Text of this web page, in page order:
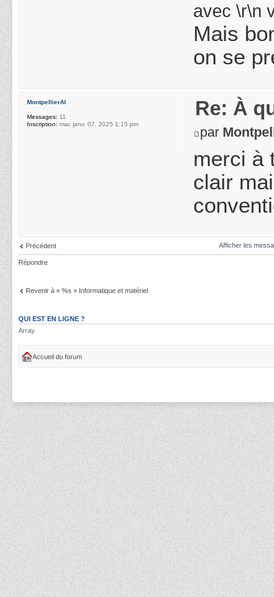
avec \r\n
Mais
on se
Re: À
par
merci à
clair
MontpellierAI
Messages: 11
Inscription: mar. janv. 07, 2025 1:15 pm
Précédent Afficher les
Répondre
Revenir à « %s » Informatique et matériel
QUI EST EN LIGNE ?
Array
Accueil du forum